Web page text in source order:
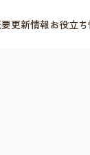
更新情報お役立